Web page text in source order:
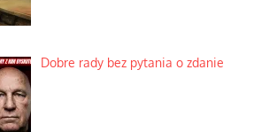
Dobre rady bez pytania o zdanie